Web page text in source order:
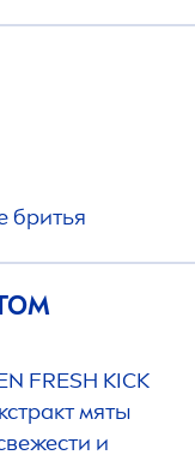
бритья
FRESH KICK
мяты
и